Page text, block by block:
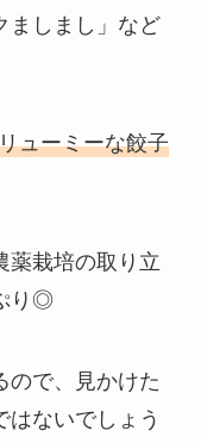
ましまし」など
ューミーな餃子
薬栽培の取り立
り◎
ので、見かけた
はないでしょう